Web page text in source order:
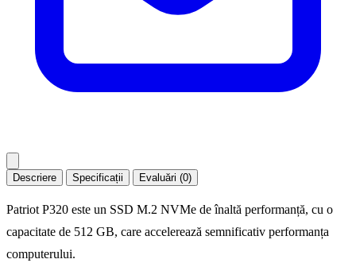
Descriere Specificații Evaluări (0)
Patriot P320 este un SSD M.2 NVMe de înaltă performanță, cu o
capacitate de 512 GB, care accelerează semnificativ performanța
computerului.